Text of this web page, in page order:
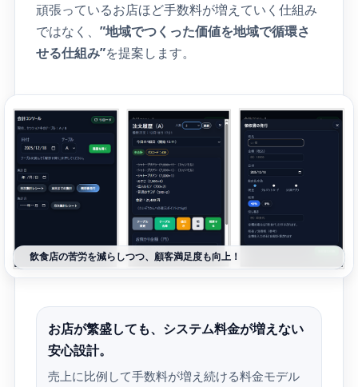
導入の流れ
お問い合わせ
頑張っているお店ほど手数料が増えていく仕組み
ではなく、 ”地域でつくった価値を地域で循環さ
せる仕組み”を提案します。
飲食店の苦労を減らしつつ、顧客満足度も向上！
お店が繁盛しても、システム料金が増えない
安心設計。
売上に比例して手数料が増え続ける料金モデル